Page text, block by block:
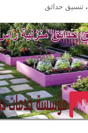
، تنسيق حدائق